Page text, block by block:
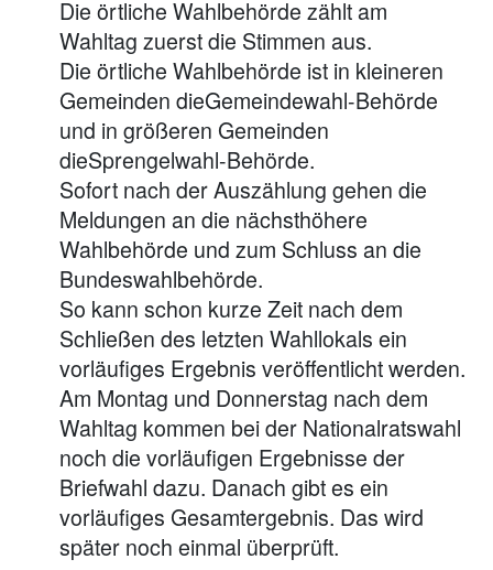
Die örtliche Wahlbehörde zählt am
Wahltag zuerst die Stimmen aus.
Die örtliche Wahlbehörde ist in kleineren
Gemeinden dieGemeindewahl-Behörde
und in größeren Gemeinden
dieSprengelwahl-Behörde.
Sofort nach der Auszählung gehen die
Meldungen an die nächsthöhere
Wahlbehörde und zum Schluss an die
Bundeswahlbehörde.
So kann schon kurze Zeit nach dem
Schließen des letzten Wahllokals ein
vorläufiges Ergebnis veröffentlicht werden.
Am Montag und Donnerstag nach dem
Wahltag kommen bei der Nationalratswahl
noch die vorläufigen Ergebnisse der
Briefwahl dazu. Danach gibt es ein
vorläufiges Gesamtergebnis. Das wird
später noch einmal überprüft.